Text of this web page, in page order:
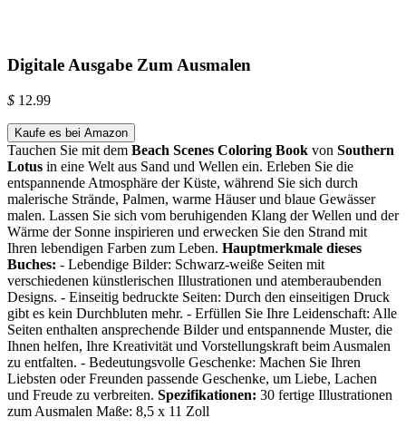
Digitale Ausgabe Zum Ausmalen
$ 12.99
Kaufe es bei Amazon
Tauchen Sie mit dem Beach Scenes Coloring Book von Southern
Lotus in eine Welt aus Sand und Wellen ein. Erleben Sie die
entspannende Atmosphäre der Küste, während Sie sich durch
malerische Strände, Palmen, warme Häuser und blaue Gewässer
malen. Lassen Sie sich vom beruhigenden Klang der Wellen und der
Wärme der Sonne inspirieren und erwecken Sie den Strand mit
Ihren lebendigen Farben zum Leben. Hauptmerkmale dieses
Buches: - Lebendige Bilder: Schwarz-weiße Seiten mit
verschiedenen künstlerischen Illustrationen und atemberaubenden
Designs. - Einseitig bedruckte Seiten: Durch den einseitigen Druck
gibt es kein Durchbluten mehr. - Erfüllen Sie Ihre Leidenschaft: Alle
Seiten enthalten ansprechende Bilder und entspannende Muster, die
Ihnen helfen, Ihre Kreativität und Vorstellungskraft beim Ausmalen
zu entfalten. - Bedeutungsvolle Geschenke: Machen Sie Ihren
Liebsten oder Freunden passende Geschenke, um Liebe, Lachen
und Freude zu verbreiten. Spezifikationen: 30 fertige Illustrationen
zum Ausmalen Maße: 8,5 x 11 Zoll